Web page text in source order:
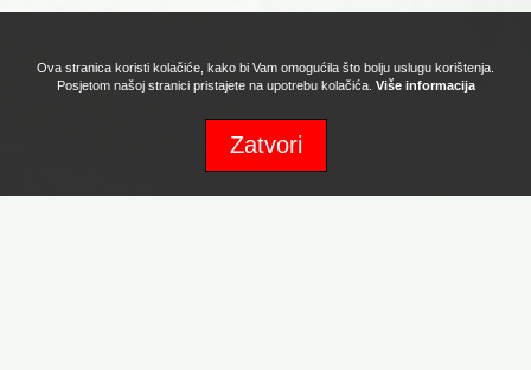
Ova stranica koristi kolačiće, kako bi Vam omogućila što bolju uslugu korištenja.
Posjetom našoj stranici pristajete na upotrebu kolačića. Više informacija
Zatvori